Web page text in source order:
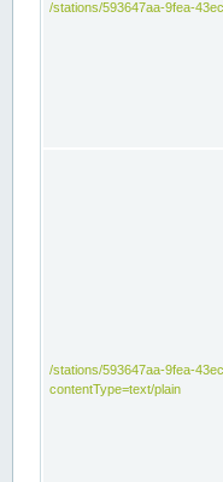
/stations/593647aa-9fea-
/stations/593647aa-9fea-
contentType=text/plain